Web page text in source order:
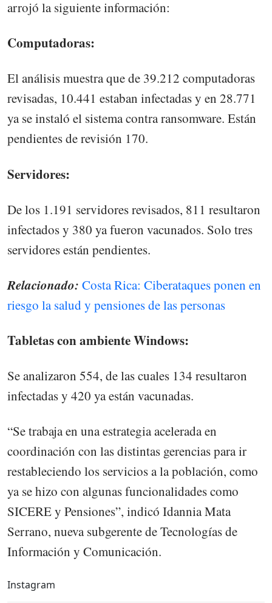
arrojó la siguiente información:
Computadoras:
El análisis muestra que de 39.212 computadoras
revisadas, 10.441 estaban infectadas y en 28.771
ya se instaló el sistema contra ransomware. Están
pendientes de revisión 170.
Servidores:
De los 1.191 servidores revisados, 811 resultaron
infectados y 380 ya fueron vacunados. Solo tres
servidores están pendientes.
Relacionado: Costa Rica: Ciberataques ponen en
riesgo la salud y pensiones de las personas
Tabletas con ambiente Windows:
Se analizaron 554, de las cuales 134 resultaron
infectadas y 420 ya están vacunadas.
“Se trabaja en una estrategia acelerada en
coordinación con las distintas gerencias para ir
restableciendo los servicios a la población, como
ya se hizo con algunas funcionalidades como
SICERE y Pensiones”, indicó Idannia Mata
Serrano, nueva subgerente de Tecnologías de
Información y Comunicación.
Instagram